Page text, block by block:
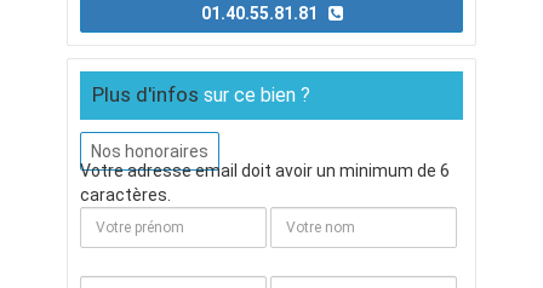
Plus d'infos sur ce bien ?
Nos honoraires
Votre adresse email doit avoir un minimum de 6
caractères.